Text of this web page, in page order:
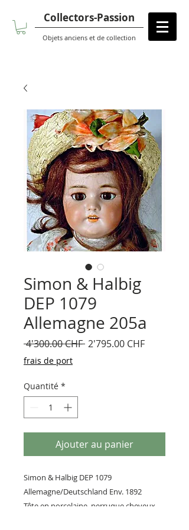
Collectors-Passion
Objets anciens et de collection
Simon & Halbig
DEP 1079
Allemagne 205a
4'300.00 CHF Prix
2'795.00 CHFPrix
frais de port
Quantité *
Ajouter au panier
Simon & Halbig DEP 1079
Allemagne/Deutschland Env. 1892
Tête en porcelaine, perruque cheveux